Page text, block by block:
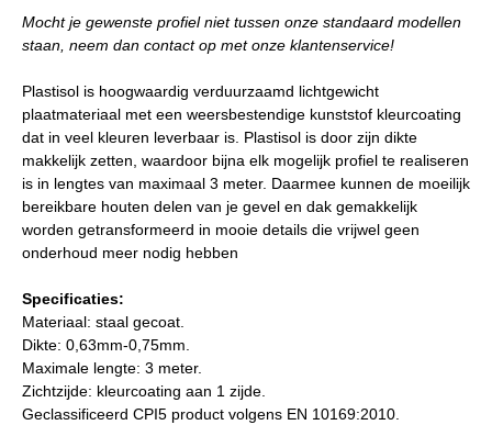
Mocht je gewenste profiel niet tussen onze standaard modellen
staan, neem dan contact op met onze klantenservice!
Plastisol is hoogwaardig verduurzaamd lichtgewicht
plaatmateriaal met een weersbestendige kunststof kleurcoating
dat in veel kleuren leverbaar is. Plastisol is door zijn dikte
makkelijk zetten, waardoor bijna elk mogelijk profiel te realiseren
is in lengtes van maximaal 3 meter. Daarmee kunnen de moeilijk
bereikbare houten delen van je gevel en dak gemakkelijk
worden getransformeerd in mooie details die vrijwel geen
onderhoud meer nodig hebben
Specificaties:
Materiaal: staal gecoat.
Dikte: 0,63mm-0,75mm.
Maximale lengte: 3 meter.
Zichtzijde: kleurcoating aan 1 zijde.
Geclassificeerd CPI5 product volgens EN 10169:2010.